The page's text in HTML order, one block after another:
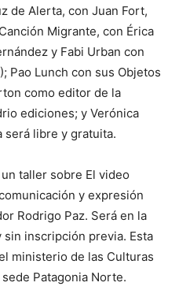
de Alerta, con Juan Fort,
Migrante, con Érica
y Fabi Urban con
Pao Lunch con sus Objetos
como editor de la
ediciones; y Verónica
será libre y gratuita.
un taller sobre El video
y expresión
Rodrigo Paz. Será en la
sin inscripción previa. Esta
ministerio de las Culturas
Patagonia Norte.